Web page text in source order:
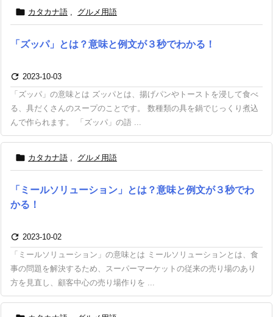
 カタカナ語 , グルメ用語
「ズッパ」とは？意味と例文が３秒でわかる！
 2023-10-03
「ズッパ」の意味とは ズッパとは、揚げパンやトーストを浸して食べ
る、具だくさんのスープのことです。 数種類の具を鍋でじっくり煮込
んで作られます。 「ズッパ」の語 ...
 カタカナ語 , グルメ用語
「ミールソリューション」とは？意味と例文が３秒でわ
かる！
 2023-10-02
「ミールソリューション」の意味とは ミールソリューションとは、食
事の問題を解決するため、スーパーマーケットの従来の売り場のあり
方を見直し、顧客中心の売り場作りを ...